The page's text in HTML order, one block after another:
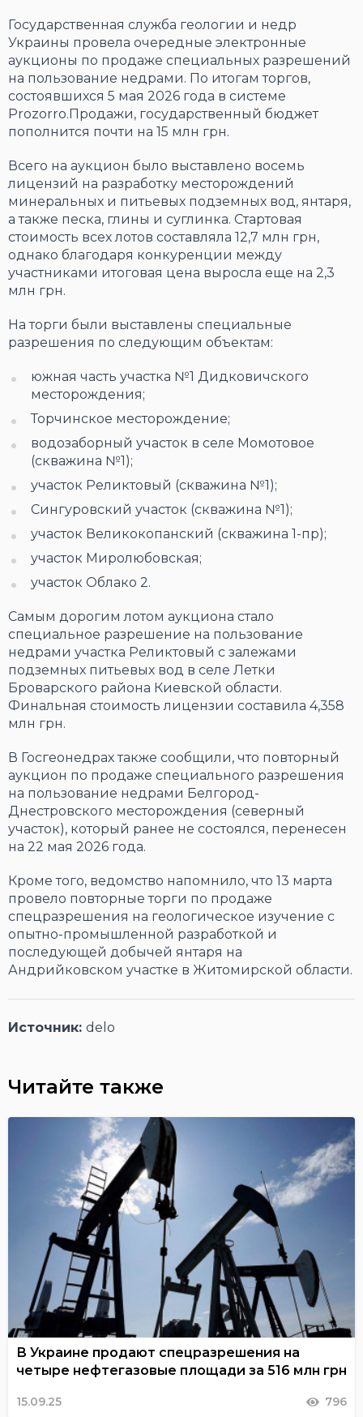
Государственная служба геологии и недр
Украины провела очередные электронные
аукционы по продаже специальных разрешений
на пользование недрами. По итогам торгов,
состоявшихся 5 мая 2026 года в системе
Prozorro.Продажи, государственный бюджет
пополнится почти на 15 млн грн.
Всего на аукцион было выставлено восемь
лицензий на разработку месторождений
минеральных и питьевых подземных вод, янтаря,
а также песка, глины и суглинка. Стартовая
стоимость всех лотов составляла 12,7 млн грн,
однако благодаря конкуренции между
участниками итоговая цена выросла еще на 2,3
млн грн.
На торги были выставлены специальные
разрешения по следующим объектам:
южная часть участка №1 Дидковичского
месторождения;
Торчинское месторождение;
водозаборный участок в селе Момотовое
(скважина №1);
участок Реликтовый (скважина №1);
Сингуровский участок (скважина №1);
участок Великокопанский (скважина 1-пр);
участок Миролюбовская;
участок Облако 2.
Самым дорогим лотом аукциона стало
специальное разрешение на пользование
недрами участка Реликтовый с залежами
подземных питьевых вод в селе Летки
Броварского района Киевской области.
Финальная стоимость лицензии составила 4,358
млн грн.
В Госгеонедрах также сообщили, что повторный
аукцион по продаже специального разрешения
на пользование недрами Белгород-
Днестровского месторождения (северный
участок), который ранее не состоялся, перенесен
на 22 мая 2026 года.
Кроме того, ведомство напомнило, что 13 марта
провело повторные торги по продаже
спецразрешения на геологическое изучение с
опытно-промышленной разработкой и
последующей добычей янтаря на
Андрийковском участке в Житомирской области.
Источник: delo
Читайте также
В Украине продают спецразрешения на
четыре нефтегазовые площади за 516 млн грн
15.09.25 796